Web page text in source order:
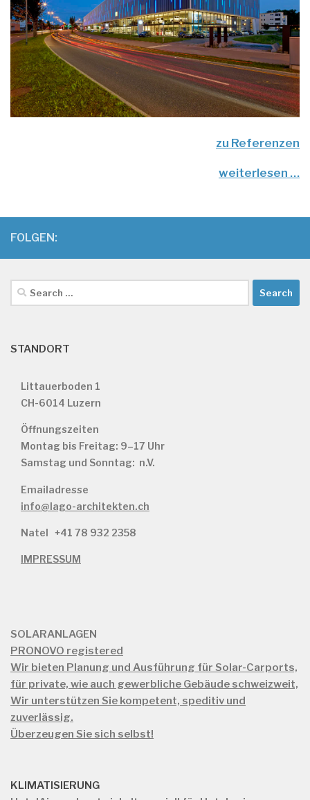
zu Referenzen
weiterlesen …
FOLGEN:
Search
for:
STANDORT
Littauerboden 1
CH-6014 Luzern
Öffnungszeiten
Montag bis Freitag: 9–17 Uhr
Samstag und Sonntag: n.V.
Emailadresse
info@lago-architekten.ch
Natel +41 78 932 2358
IMPRESSUM
SOLARANLAGEN
PRONOVO registered
Wir bieten Planung und Ausführung für Solar-Carports,
für private, wie auch gewerbliche Gebäude schweizweit,
Wir unterstützen Sie kompetent, speditiv und
zuverlässig.
Überzeugen Sie sich selbst!
KLIMATISIERUNG